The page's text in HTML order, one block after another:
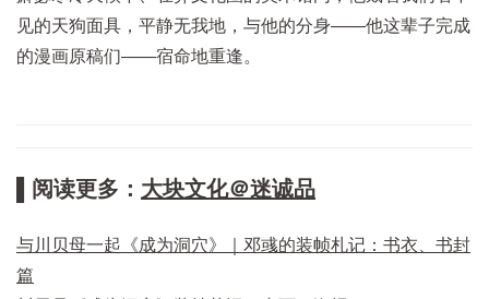
见的天狗面具，平静无我地，与他的分身——他这辈子完成
的漫画原稿们——宿命地重逢。
▌阅读更多： 大块文化＠迷诚品
与川贝母一起《成为洞穴》｜邓彧的装帧札记：书衣、书封
篇